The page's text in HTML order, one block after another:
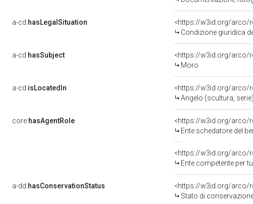
a-cd:hasLegalSituation
<https://w3id.org/arco/
Condizione giuridica
a-cd:hasSubject
<https://w3id.org/arco/
Moro
a-cd:isLocatedIn
<https://w3id.org/arco/
Angelo (scultura,
core:hasAgentRole
<https://w3id.org/arco/
Ente schedatore del
<https://w3id.org/arco/
Ente competente per
a-dd:hasConservationStatus
<https://w3id.org/arco/
Stato di